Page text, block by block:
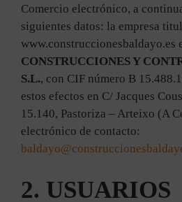
Comercio electrónico, a
siguientes datos: la empresa
www.construccionesbaldayo.es
CONSTRUCCIONES Y
S.L., con CIF número B
estos efectos en C/ Jacques
15.140, Pastoriza – Arteixo (A
electrónico de contacto:
2. USUARIOS